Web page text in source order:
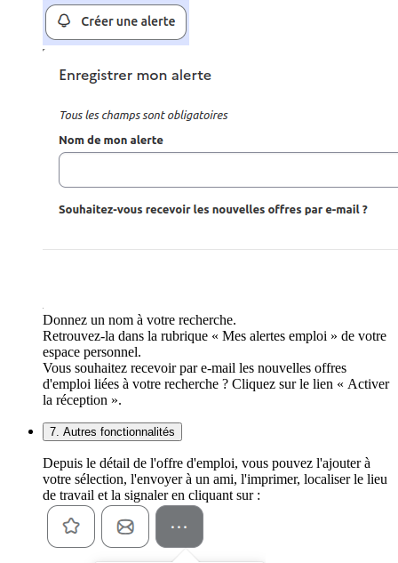
Donnez un nom à votre recherche.
Retrouvez-la dans la rubrique « Mes alertes emploi » de votre
espace personnel.
Vous souhaitez recevoir par e-mail les nouvelles offres
d'emploi liées à votre recherche ? Cliquez sur le lien « Activer
la réception ».
7. Autres fonctionnalités
Depuis le détail de l'offre d'emploi, vous pouvez l'ajouter à
votre sélection, l'envoyer à un ami, l'imprimer, localiser le lieu
de travail et la signaler en cliquant sur :